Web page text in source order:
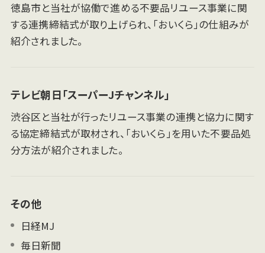
徳島市と当社が協働で進める不要品リユース事業に関
する連携締結式が取り上げられ、「おいくら」の仕組みが
紹介されました。
テレビ朝日「スーパーJチャンネル」
渋谷区と当社が行ったリユース事業の連携と協力に関す
る協定締結式が取材され、「おいくら」を用いた不要品処
分方法が紹介されました。
その他
日経MJ
毎日新聞